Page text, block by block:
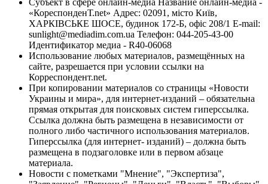
«КореспонденТ.net» Адрес: 02091, місто Київ,
ХАРКІВСЬКЕ ШОСЕ, будинок 172-Б, офіс 208/1 E-mail:
sunlight@mediadim.com.ua Телефон: 044-205-43-00
Идентификатор медиа - R40-06068
Использование любых материалов, размещённых на
сайте, разрешается при условии ссылки на
Корреспондент.net.
При копировании материалов со страницы «Новости
Украины и мира», для интернет-изданий – обязательна
прямая открытая для поисковых систем гиперссылка.
Ссылка должна быть размещена в независимости от
полного либо частичного использования материалов.
Гиперссылка (для интернет- изданий) – должна быть
размещена в подзаголовке или в первом абзаце
материала.
Новости с пометками "Мнение", "Экспертиза",